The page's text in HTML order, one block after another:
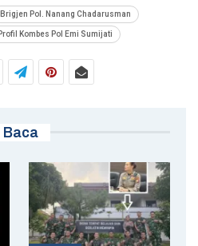
Brigjen Pol. Nanang Chadarusman
Profil Kombes Pol Emi Sumijati
Baca